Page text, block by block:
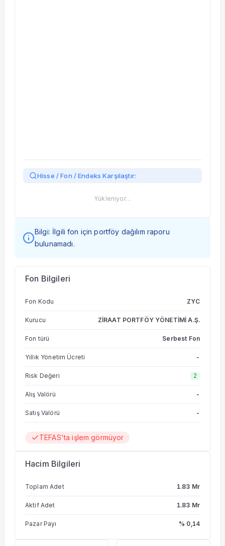
Hisse / Fon / Endeks Karşılaştır:
Yükleniyor…
Bilgi: İlgili fon için portföy dağılım raporu
bulunamadı.
Fon Bilgileri
Fon Kodu ZYC
Kurucu ZİRAAT PORTFÖY YÖNETİMİ A.Ş.
Fon türü Serbest Fon
Yıllık Yönetim Ücreti -
Risk Değeri 2
Alış Valörü -
Satış Valörü -
TEFAS'ta işlem görmüyor
Hacim Bilgileri
Toplam Adet 1.83 Mr
Aktif Adet 1.83 Mr
Pazar Payı % 0,14